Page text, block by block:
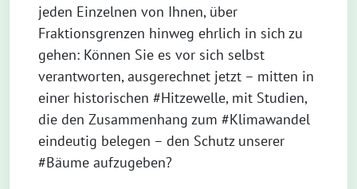
jeden Einzelnen von Ihnen, über
Fraktionsgrenzen hinweg ehrlich in sich zu
gehen: Können Sie es vor sich selbst
verantworten, ausgerechnet jetzt – mitten in
einer historischen #Hitzewelle, mit Studien,
die den Zusammenhang zum #Klimawandel
eindeutig belegen – den Schutz unserer
#Bäume aufzugeben?